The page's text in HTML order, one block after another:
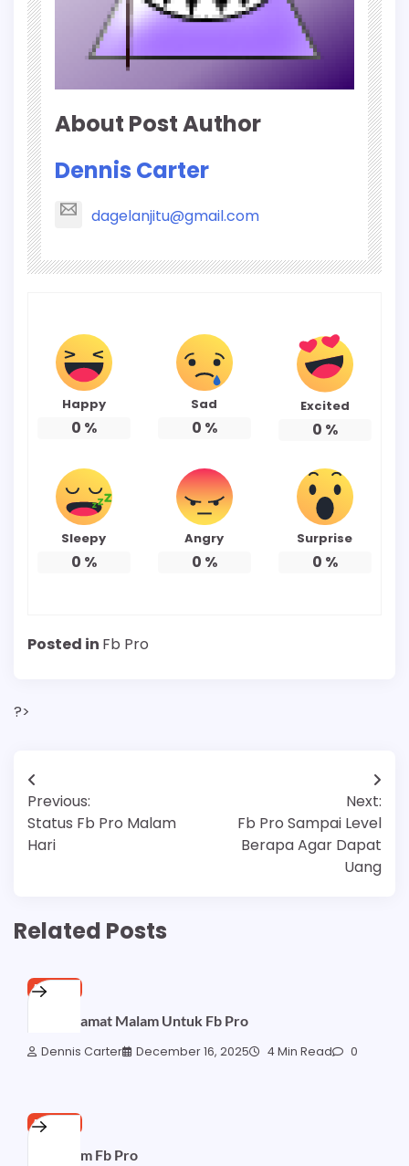
About Post Author
Dennis Carter
dagelanjitu@gmail.com
Happy
0 %
Sad
0 %
Excited
0 %
Sleepy
0 %
Angry
0 %
Surprise
0 %
Posted in Fb Pro
?>
Post
navigation
Previous:
Status Fb Pro Malam
Hari
Next:
Fb Pro Sampai Level
Berapa Agar Dapat
Uang
Related Posts
FB PRO
Kata Selamat Malam Untuk Fb Pro
Dennis Carter December 16, 2025 4 Min Read 0
FB PRO
Tin Dalam Fb Pro